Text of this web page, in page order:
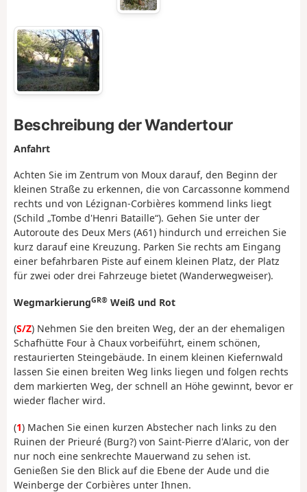
Beschreibung der Wandertour
Anfahrt
Achten Sie im Zentrum von Moux darauf, den Beginn der
kleinen Straße zu erkennen, die von Carcassonne kommend
rechts und von Lézignan-Corbières kommend links liegt
(Schild „Tombe d'Henri Bataille“). Gehen Sie unter der
Autoroute des Deux Mers (A61) hindurch und erreichen Sie
kurz darauf eine Kreuzung. Parken Sie rechts am Eingang
einer befahrbaren Piste auf einem kleinen Platz, der Platz
für zwei oder drei Fahrzeuge bietet (Wanderwegweiser).
WegmarkierungGR® Weiß und Rot
(S/Z) Nehmen Sie den breiten Weg, der an der ehemaligen
Schafhütte Four à Chaux vorbeiführt, einem schönen,
restaurierten Steingebäude. In einem kleinen Kiefernwald
lassen Sie einen breiten Weg links liegen und folgen rechts
dem markierten Weg, der schnell an Höhe gewinnt, bevor er
wieder flacher wird.
(1) Machen Sie einen kurzen Abstecher nach links zu den
Ruinen der Prieuré (Burg?) von Saint-Pierre d'Alaric, von der
nur noch eine senkrechte Mauerwand zu sehen ist.
Genießen Sie den Blick auf die Ebene der Aude und die
Weinberge der Corbières unter Ihnen.